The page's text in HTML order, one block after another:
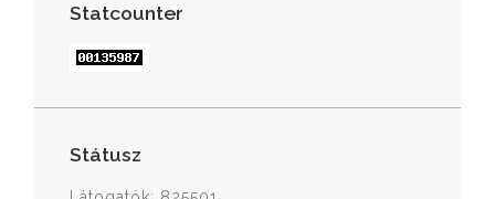
Statcounter
Státusz